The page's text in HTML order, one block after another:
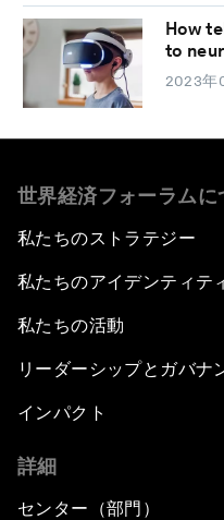
How
to
2023年
世界経済フォーラムに
私たちのストラテジー
私たちのアイデンティテ
私たちの活動
リーダーシップとガバナ
インパクト
詳細
センター（部門）